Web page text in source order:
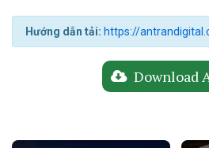
Hướng dẫn tải: https://
Download